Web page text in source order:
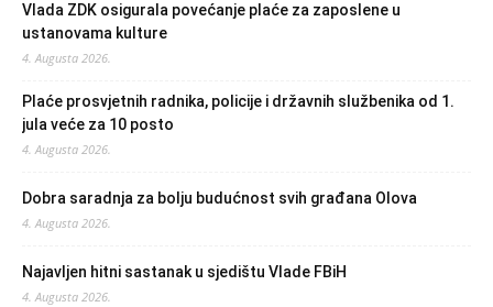
Vlada ZDK osigurala povećanje plaće za zaposlene u
ustanovama kulture
4. Augusta 2026.
Plaće prosvjetnih radnika, policije i državnih službenika od 1.
jula veće za 10 posto
4. Augusta 2026.
Dobra saradnja za bolju budućnost svih građana Olova
4. Augusta 2026.
Najavljen hitni sastanak u sjedištu Vlade FBiH
4. Augusta 2026.